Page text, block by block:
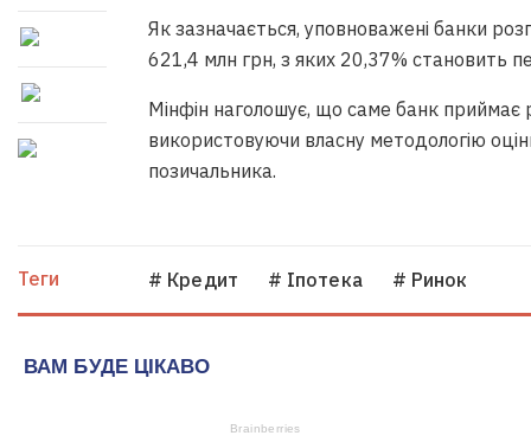
Як зазначається, уповноважені банки
621,4 млн грн, з яких 20,37% становить
Мінфін наголошує, що саме банк приймає
використовуючи власну методологію
позичальника.
Теги # Кредит # Іпотека # Ринок